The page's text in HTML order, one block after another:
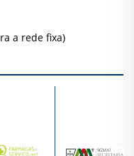
a rede fixa)